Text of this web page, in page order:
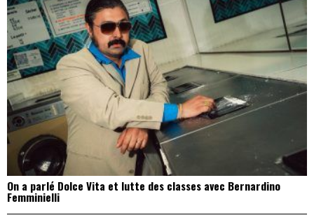
On a parlé Dolce Vita et lutte des classes avec Bernardino
Femminielli